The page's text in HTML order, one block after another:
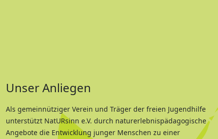
Unser Anliegen
Als gemeinnütziger Verein und Träger der freien Jugendhilfe
unterstützt NatURsinn e.V. durch naturerlebnispädagogische
Angebote die Entwicklung junger Menschen zu einer